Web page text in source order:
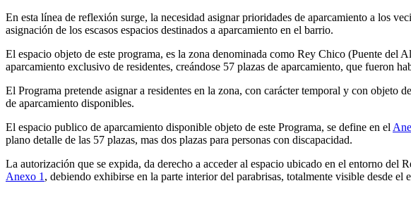
En esta línea de reflexión surge, la necesidad asignar prioridades de aparcamiento a los
asignación de los escasos espacios destinados a aparcamiento en el barrio.
El espacio objeto de este programa, es la zona denominada como Rey Chico (Puente
aparcamiento exclusivo de residentes, creándose 57 plazas de aparcamiento, que fueron
El Programa pretende asignar a residentes en la zona, con carácter temporal y con objeto
de aparcamiento disponibles.
El espacio publico de aparcamiento disponible objeto de este Programa, se define en el
plano detalle de las 57 plazas, mas dos plazas para personas con discapacidad.
La autorización que se expida, da derecho a acceder al espacio ubicado en el entorno
Anexo 1 , debiendo exhibirse en la parte interior del parabrisas, totalmente visible desde el